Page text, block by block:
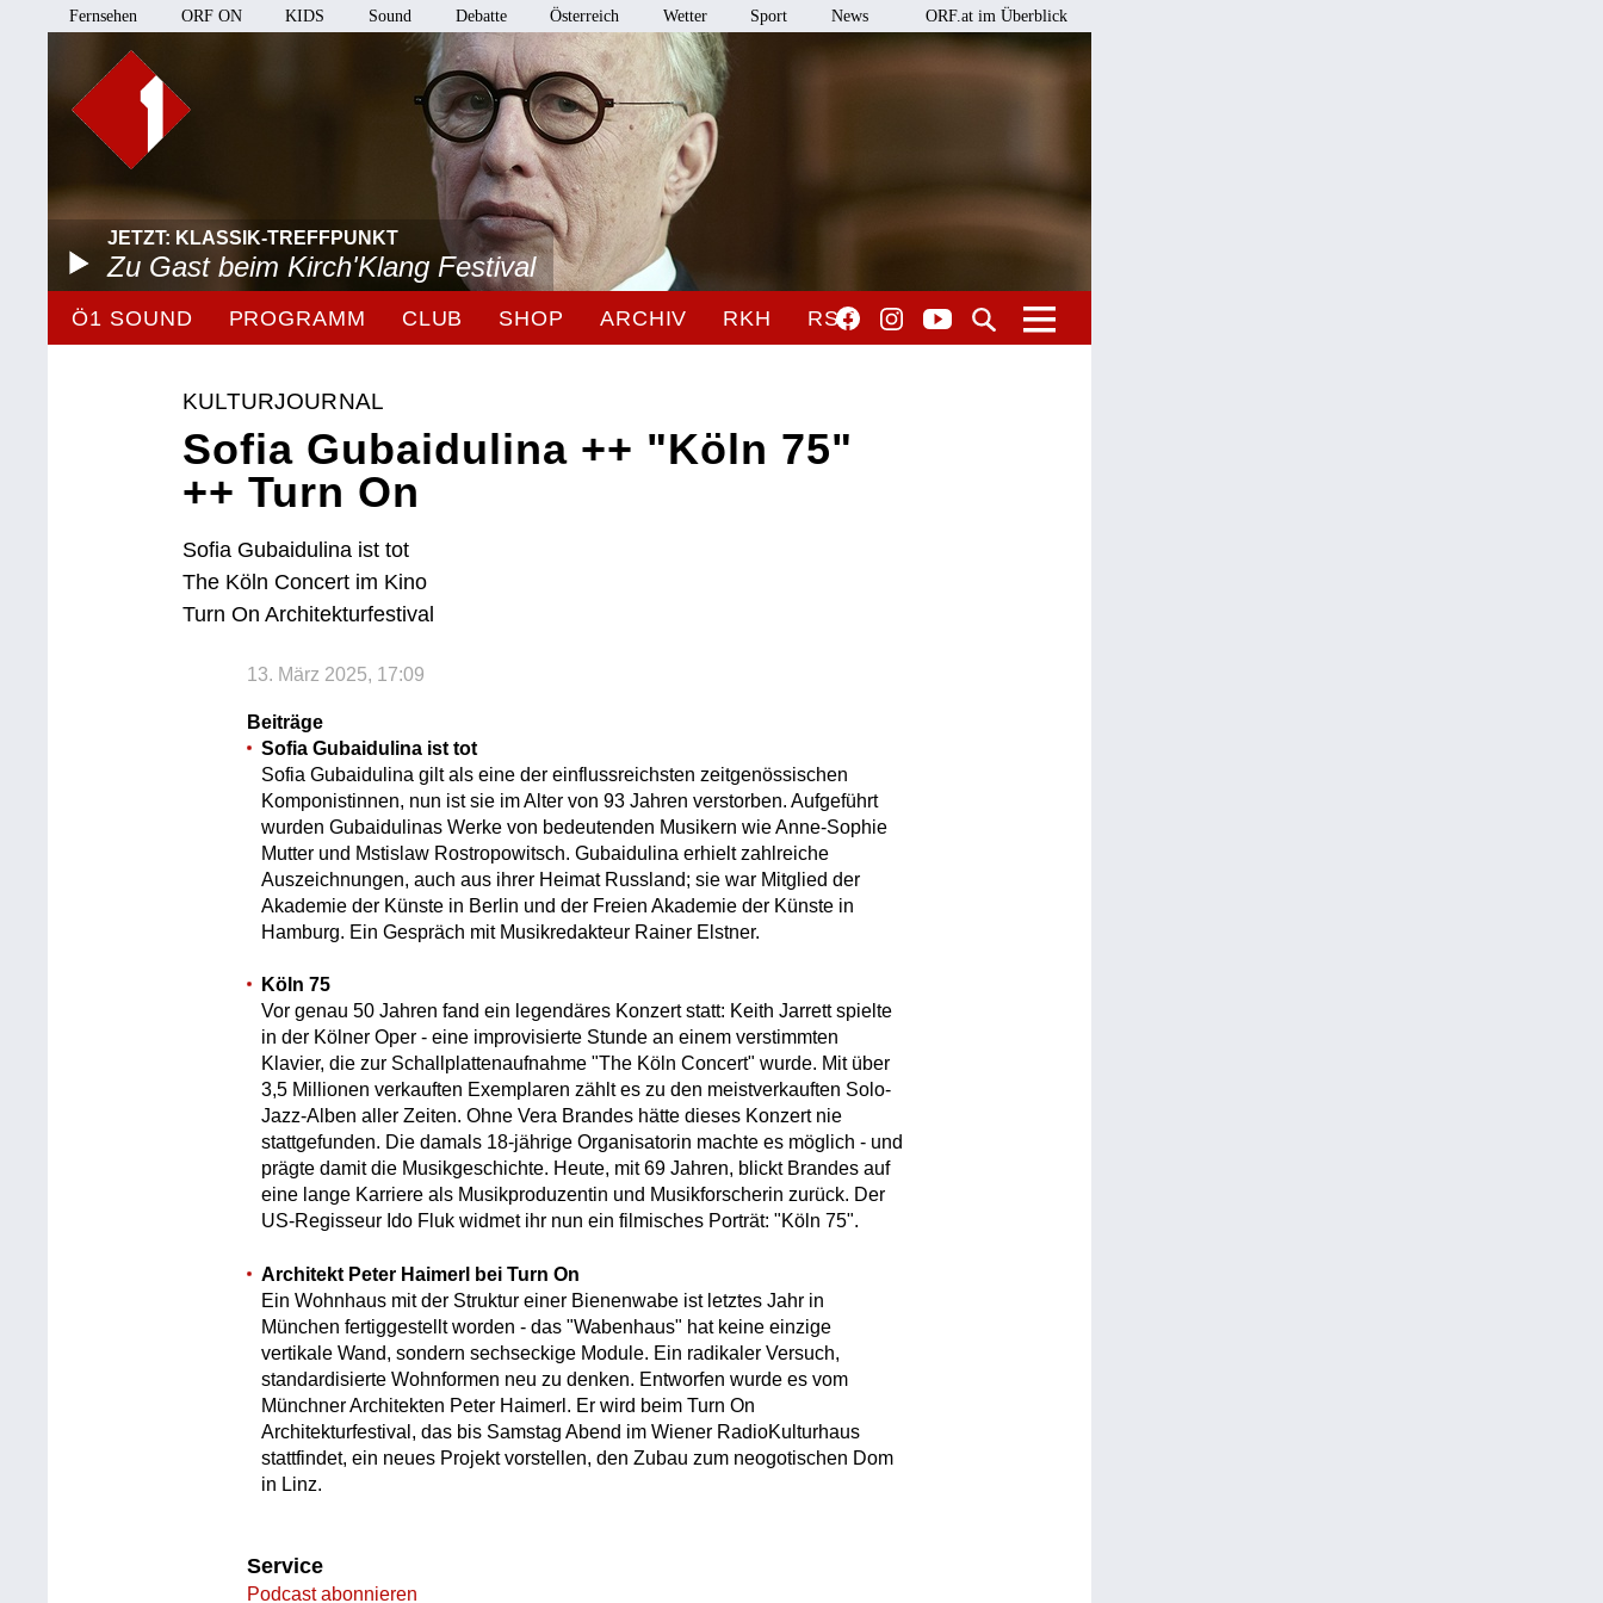
Fernsehen ORF ON KIDS Sound Debatte Österreich Wetter Sport News ORF.at im Überblick
JETZT: KLASSIK-TREFFPUNKT
Zu Gast beim Kirch'Klang Festival
Ö1 SOUND PROGRAMM CLUB SHOP ARCHIV RKH RSO
KULTURJOURNAL
Sofia Gubaidulina ++ "Köln 75"
++ Turn On
Sofia Gubaidulina ist tot
The Köln Concert im Kino
Turn On Architekturfestival
13. März 2025, 17:09
Beiträge
Sofia Gubaidulina ist tot
Sofia Gubaidulina gilt als eine der einflussreichsten zeitgenössischen
Komponistinnen, nun ist sie im Alter von 93 Jahren verstorben. Aufgeführt
wurden Gubaidulinas Werke von bedeutenden Musikern wie Anne-Sophie
Mutter und Mstislaw Rostropowitsch. Gubaidulina erhielt zahlreiche
Auszeichnungen, auch aus ihrer Heimat Russland; sie war Mitglied der
Akademie der Künste in Berlin und der Freien Akademie der Künste in
Hamburg. Ein Gespräch mit Musikredakteur Rainer Elstner.
Köln 75
Vor genau 50 Jahren fand ein legendäres Konzert statt: Keith Jarrett spielte
in der Kölner Oper - eine improvisierte Stunde an einem verstimmten
Klavier, die zur Schallplattenaufnahme "The Köln Concert" wurde. Mit über
3,5 Millionen verkauften Exemplaren zählt es zu den meistverkauften Solo-
Jazz-Alben aller Zeiten. Ohne Vera Brandes hätte dieses Konzert nie
stattgefunden. Die damals 18-jährige Organisatorin machte es möglich - und
prägte damit die Musikgeschichte. Heute, mit 69 Jahren, blickt Brandes auf
eine lange Karriere als Musikproduzentin und Musikforscherin zurück. Der
US-Regisseur Ido Fluk widmet ihr nun ein filmisches Porträt: "Köln 75".
Architekt Peter Haimerl bei Turn On
Ein Wohnhaus mit der Struktur einer Bienenwabe ist letztes Jahr in
München fertiggestellt worden - das "Wabenhaus" hat keine einzige
vertikale Wand, sondern sechseckige Module. Ein radikaler Versuch,
standardisierte Wohnformen neu zu denken. Entworfen wurde es vom
Münchner Architekten Peter Haimerl. Er wird beim Turn On
Architekturfestival, das bis Samstag Abend im Wiener RadioKulturhaus
stattfindet, ein neues Projekt vorstellen, den Zubau zum neogotischen Dom
in Linz.
Service
Podcast abonnieren